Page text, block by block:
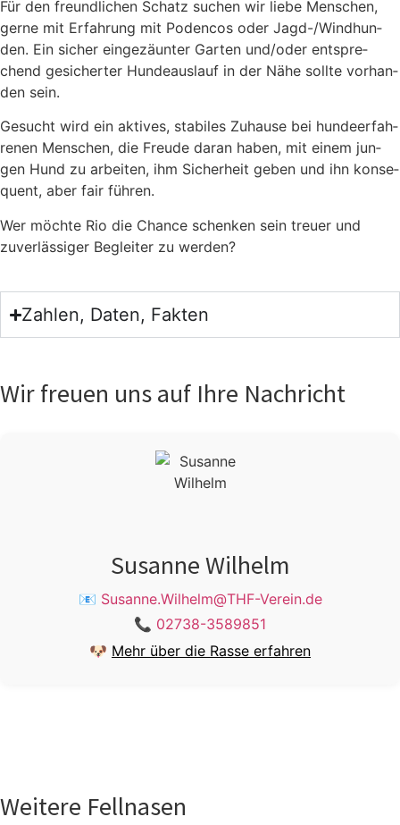
Für den freund­li­chen Schatz suchen wir lie­be Men­schen,
ger­ne mit Erfah­rung mit Poden­cos oder Jagd-/Wind­hun­
den. Ein sicher ein­ge­zäun­ter Gar­ten und/oder ent­spre­
chend gesi­cher­ter Hun­de­aus­lauf in der Nähe soll­te vor­han­
den sein.
Gesucht wird ein akti­ves, sta­bi­les Zuhau­se bei hun­de­er­fah­
re­nen Men­schen, die Freu­de dar­an haben, mit einem jun­
gen Hund zu arbei­ten, ihm Sicher­heit geben und ihn kon­se­
quent, aber fair füh­ren.
Wer möch­te Rio die Chan­ce schen­ken sein treu­er und
zuver­läs­si­ger Beglei­ter zu wer­den?
Zahlen, Daten, Fakten
Wir freuen uns auf Ihre Nachricht
Susanne Wilhelm
📧 Susanne.Wilhelm@THF-Verein.de
📞 02738-3589851
🐶 Mehr über die Rasse erfahren
Weitere Fellnasen